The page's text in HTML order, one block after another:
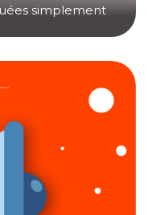
simplement